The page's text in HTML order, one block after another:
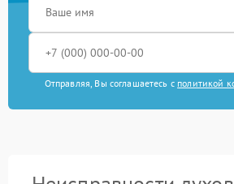
Отправляя, Вы соглашаетесь с политикой